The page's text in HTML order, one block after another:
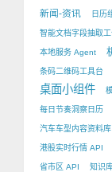
新闻-资讯 日历
智能文档字段抽取工
本地服务 Agent
条码二维码工具台
桌面小组件
每日节奏洞察日历
汽车车型内容资料库
港股实时行情 API
省市区 API 知识